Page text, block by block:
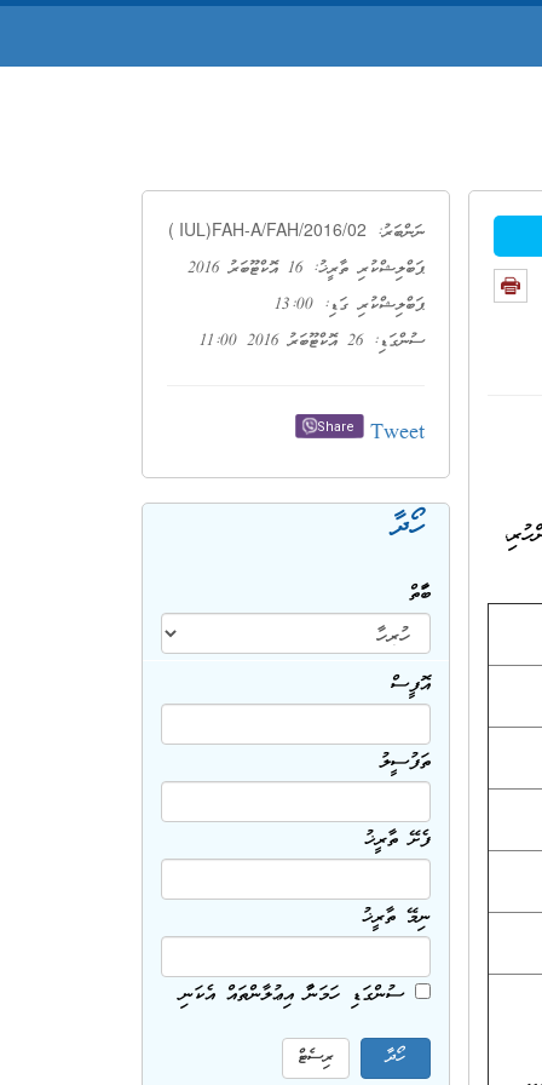
ނަންބަރު: ( IUL)FAH-A/FAH/2016/02
ޕަބްލިޝްކުރި ތާރީޚު: 16 އޮކްޓޫބަރު 2016
ޕަބްލިޝްކުރި ގަޑި: 13:00
ސުންގަޑި: 26 އޮކްޓޫބަރު 2016 11:00
Tweet
Share
ހޯދާ
ބާވަތް
އޮފީސް
ތަފުސީލު
ފެށޭ ތާރީޚު
ނިމޭ ތާރީޚު
ސުންގަޑި ހަމަނުވާ އިޢުލާންތައް އެކަނި